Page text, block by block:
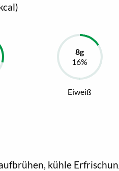
Eiweiß
kühle